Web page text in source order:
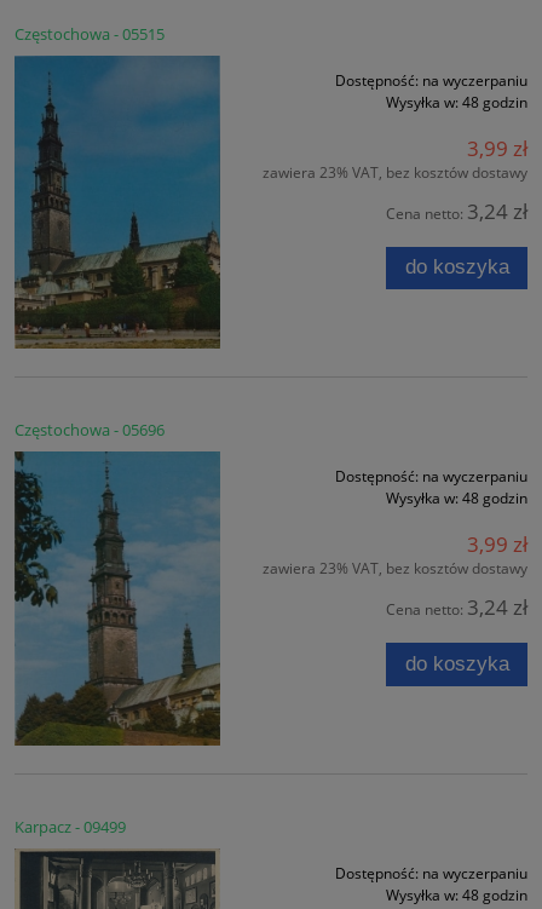
Częstochowa - 05515
Dostępność: na wyczerpaniu
Wysyłka w: 48 godzin
3,99 zł
zawiera 23% VAT, bez kosztów dostawy
Cena netto: 3,24 zł
do koszyka
Częstochowa - 05696
Dostępność: na wyczerpaniu
Wysyłka w: 48 godzin
3,99 zł
zawiera 23% VAT, bez kosztów dostawy
Cena netto: 3,24 zł
do koszyka
Karpacz - 09499
Dostępność: na wyczerpaniu
Wysyłka w: 48 godzin